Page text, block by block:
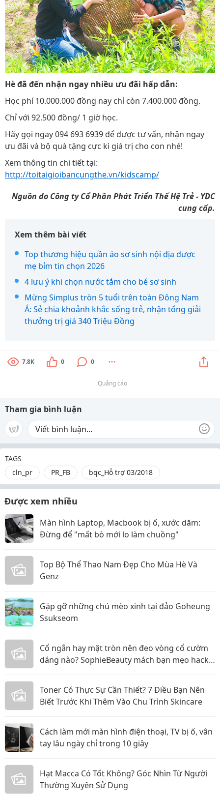
Hè đã đến nhận ngay nhiều ưu đãi hấp dẫn:
Học phí 10.000.000 đồng nay chỉ còn 7.400.000 đồng.
Chỉ với 92.500 đồng/ 1 giờ học.
Hãy gọi ngay 094 693 6939 để được tư vấn, nhận ngay
ưu đãi và bộ quà tặng cực kì giá trị cho con nhé!
Xem thông tin chi tiết tại:
http://toitaigioibancungthe.vn/kidscamp/
Nguồn do Công ty Cổ Phần Phát Triển Thế Hệ Trẻ - YDC
cung cấp.
Xem thêm bài viết
Top thương hiệu quần áo sơ sinh nội địa được
mẹ bỉm tin chọn 2026
4 lưu ý khi chọn nước tắm cho bé sơ sinh
Mừng Simplus tròn 5 tuổi trên toàn Đông Nam
Á: Sẻ chia khoảnh khắc sống trẻ, nhận tổng giải
thưởng trị giá 340 Triệu Đồng
7.8K 0 0
Quảng cáo
Tham gia bình luận
TAGS
cln_pr
PR_FB bqc_Hỗ trợ 03/2018
Được xem nhiều
Màn hình Laptop, Macbook bị ố, xước dăm:
Đừng để "mất bò mới lo làm chuồng"
Top Bộ Thể Thao Nam Đẹp Cho Mùa Hè Và
Genz
Gặp gỡ những chú mèo xinh tại đảo Goheung
Ssukseom
Cổ ngắn hay mặt tròn nên đeo vòng cổ cườm
dáng nào? SophieBeauty mách bạn mẹo hack
Toner Có Thực Sự Cần Thiết? 7 Điều Bạn Nên
Biết Trước Khi Thêm Vào Chu Trình Skincare
Cách làm mới màn hình điện thoại, TV bị ố, vân
tay lâu ngày chỉ trong 10 giây
Hạt Macca Có Tốt Không? Góc Nhìn Từ Người
Thường Xuyên Sử Dụng